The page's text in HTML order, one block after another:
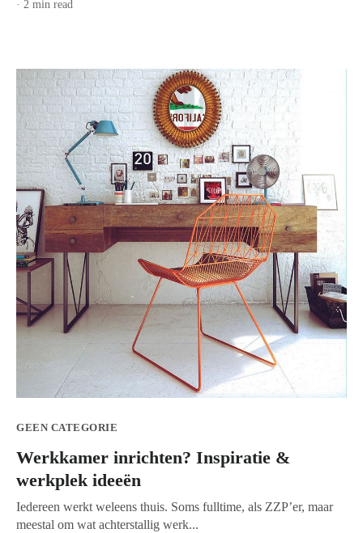
· 2 min read
GEEN CATEGORIE
Werkkamer inrichten? Inspiratie &
werkplek ideeën
Iedereen werkt weleens thuis. Soms fulltime, als ZZP’er, maar
meestal om wat achterstallig werk...